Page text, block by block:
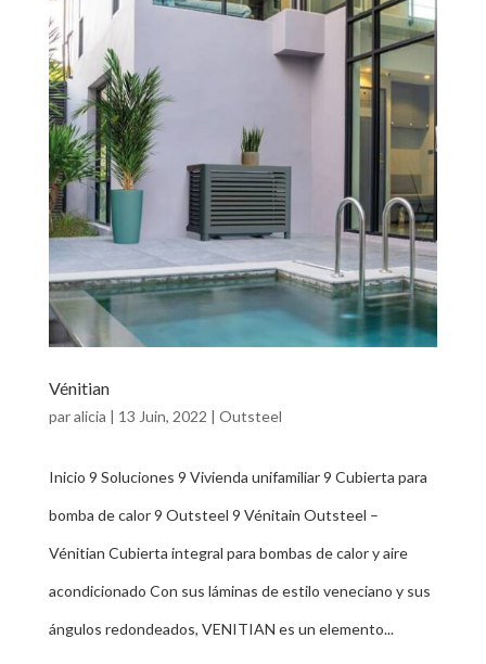
Vénitian
paralicia | 13 Juin, 2022 | Outsteel
Inicio 9 Soluciones 9 Vivienda unifamiliar 9 Cubierta para
bomba de calor 9 Outsteel 9 Vénitain Outsteel –
Vénitian Cubierta integral para bombas de calor y aire
acondicionado Con sus láminas de estilo veneciano y sus
ángulos redondeados, VENITIAN es un elemento...